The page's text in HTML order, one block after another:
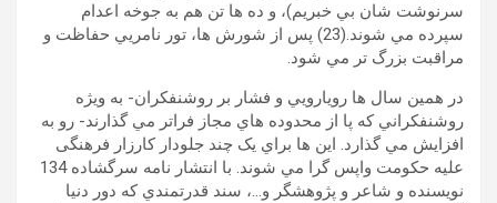
سرنوشت شان بي خبريم)، و ده ها تن هم به جوخه اعدام
سپرده مي شوند.(23) پس از شورش ها، تور نامريي حفاظت و
مراقبت بزرگ تر مي شود.
در همين سال ها رويارويي و فشار بر روشنفکران- به ويژه
روشنفکراني که پا از محدوده هاي مجاز فراتر مي گذارند- رو به
افزايش مي گذارد. اين ها براي يک چند جلودار کارزار فرهنگی
عليه حکومت واپس گرا مي شوند. با انتشار نامه سرگشاده 134
نويسنده و شاعر و پژوهشگر و…، سند قدرتمندي که دور دنيا